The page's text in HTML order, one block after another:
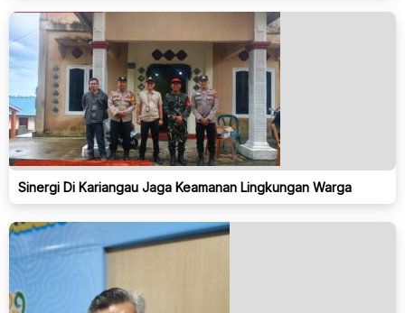
Sinergi Di Kariangau Jaga Keamanan Lingkungan Warga